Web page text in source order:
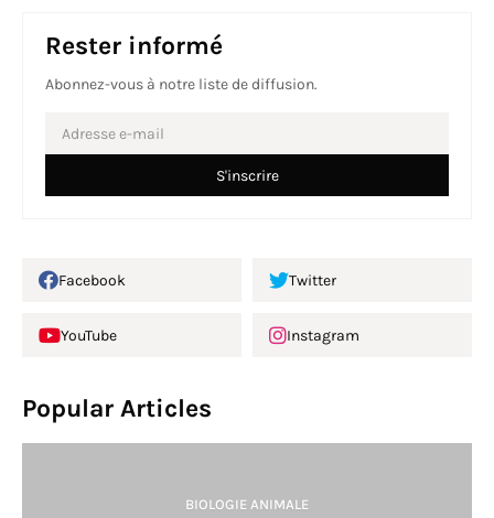
Rester informé
Abonnez-vous à notre liste de diffusion.
Facebook Twitter
YouTube Instagram
Popular Articles
BIOLOGIE ANIMALE